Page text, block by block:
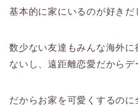
基本的に家にいるのが好きだ
数少ない友達もみんな海外
ないし、遠距離恋愛だから
だからお家を可愛くするのに